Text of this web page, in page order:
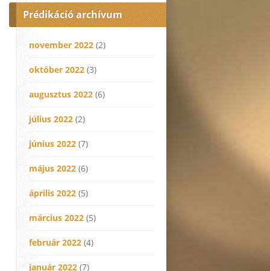
Prédikáció archívum
november 2022 (2)
október 2022 (3)
augusztus 2022 (6)
július 2022 (2)
június 2022 (7)
május 2022 (6)
április 2022 (5)
március 2022 (5)
február 2022 (4)
január 2022 (7)